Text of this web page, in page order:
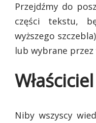
Przejdźmy do
części tekstu,
wyższego
lub wybrane przez
Właściciel
Niby wszyscy